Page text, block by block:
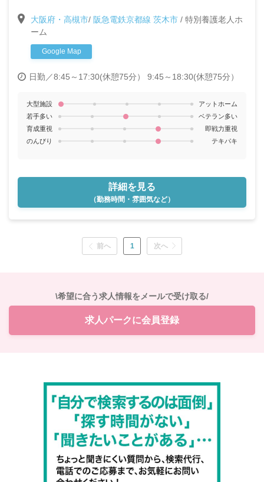
大阪府・高槻市/ 阪急電鉄京都線 茨木市 / 特別養護老人ホ
ーム
Google Map
日勤／8:45～17:30(休憩75分） 9:45～18:30(休憩75分）
大型施設
アットホーム
若手多い
ベテラン多い
育成重視
即戦力重視
のんびり
テキパキ
詳細を見る
（勤務時間・雰囲気など）
前へ 1 次へ
\希望に合う求人情報をメールで受け取る/
求人パークに会員登録